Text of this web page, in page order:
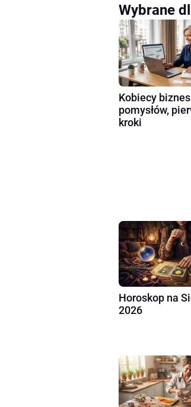
Wybrane
Kobiecy
pomysłów,
kroki
Horoskop na
2026